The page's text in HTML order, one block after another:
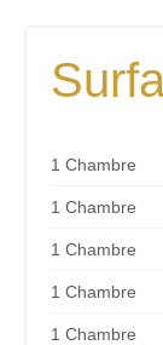
1 Chambre
1 Chambre
1 Chambre
1 Chambre
1 Chambre